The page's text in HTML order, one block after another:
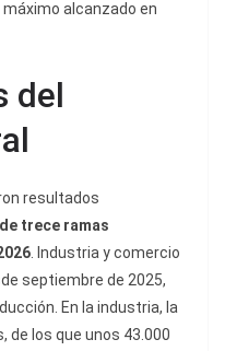
alcanzado en
del
resultados
trece ramas
. Industria y comercio
septiembre de 2025,
En la industria, la
de los que unos 43.000